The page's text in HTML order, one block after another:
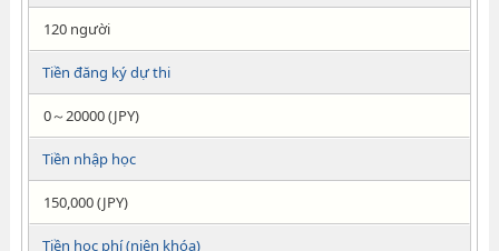
120 người
Tiền đăng ký dự thi
0～20000 (JPY)
Tiền nhập học
150,000 (JPY)
Tiền học phí (niên khóa)